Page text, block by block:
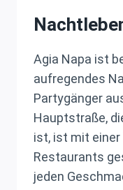
Agia Napa ist
aufregendes
Partygänger
Hauptstraße,
ist, ist mit einer
Restaurants
jeden